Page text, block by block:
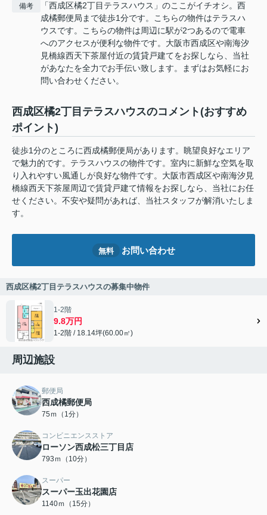
備考
「西成区橘2丁目テラスハウス」のここがイチオシ。西
成橘郵便局まで徒歩1分です。こちらの物件はテラスハ
ウスです。こちらの物件は周辺に駅が2つあるので電車
へのアクセスが便利な物件です。大阪市西成区や南海汐
見橋線西天下茶屋付近の賃貸戸建てをお探しなら、当社
があなたを全力でお手伝い致します。まずはお気軽にお
問い合わせください。
西成区橘2丁目テラスハウスのコメント(おすすめ
ポイント)
徒歩1分のところに西成橘郵便局があります。眺望良好なエリア
で魅力的です。テラスハウスの物件です。室内に新鮮な空気を取
り入れやすい風通しが良好な物件です。大阪市西成区や南海汐見
橋線西天下茶屋周辺で賃貸戸建て情報をお探しなら、当社にお任
せください。不安や疑問があれば、当社スタッフが解消いたしま
す。
無料 お問い合わせ
西成区橘2丁目テラスハウスの募集中物件
1-2階
9.8万円
1-2階 / 18.14坪(60.00㎡)
周辺施設
郵便局
西成橘郵便局
75ｍ（1分）
コンビニエンスストア
ローソン西成松三丁目店
793ｍ（10分）
スーパー
スーパー玉出花園店
1140ｍ（15分）